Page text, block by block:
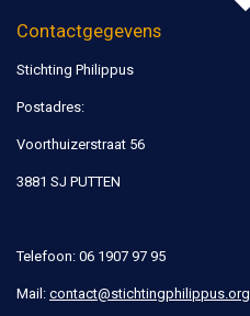
Contactgegevens
Stichting Philippus
Postadres:
Voorthuizerstraat 56
3881 SJ PUTTEN
Telefoon: 06 1907 97 95
Mail: contact@stichtingphilippus.org